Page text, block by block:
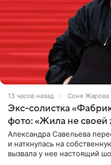
13 часов назад Соня Жарова
Экс-солистка
фото: «Жила не
Александра Савельева
и наткнулась на
вызвала у нее настоящий